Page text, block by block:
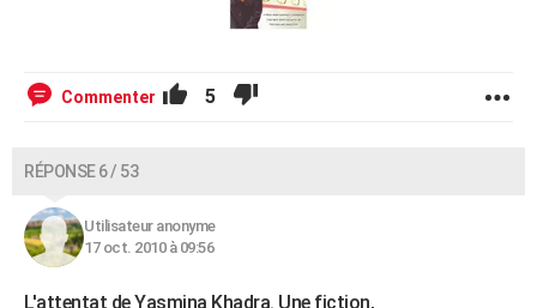
Commenter 5
RÉPONSE 6 / 53
Utilisateur anonyme
17 oct. 2010 à 09:56
L'attentat de Yasmina Khadra. Une fiction,